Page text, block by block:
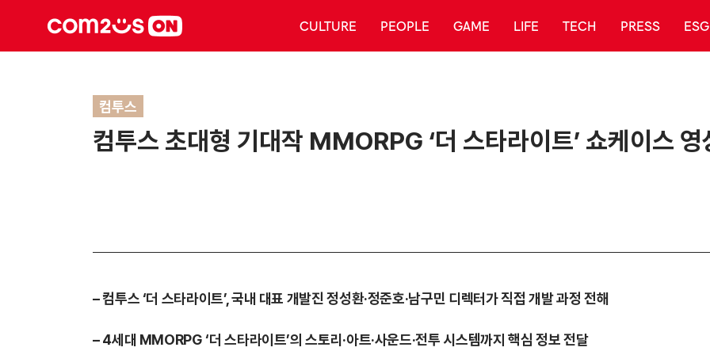
CULTURE PEOPLE GAME LIFE TECH PRESS ESG
컴투스
컴투스 초대형 기대작 MMORPG ‘더 스타라이트’ 쇼케이스 영
– 컴투스 ‘더 스타라이트’, 국내 대표 개발진 정성환·정준호·남구민 디렉터가 직접 개발 과정 전해
– 4세대 MMORPG ‘더 스타라이트’의 스토리·아트·사운드·전투 시스템까지 핵심 정보 전달